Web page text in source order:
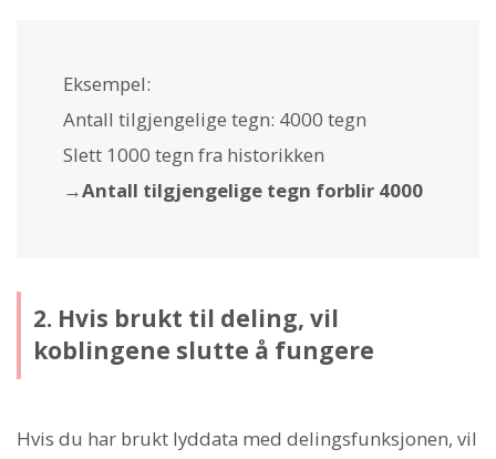
Eksempel:
Antall tilgjengelige tegn: 4000 tegn
Slett 1000 tegn fra historikken
→Antall tilgjengelige tegn forblir 4000
2. Hvis brukt til deling, vil
koblingene slutte å fungere
Hvis du har brukt lyddata med delingsfunksjonen, vil